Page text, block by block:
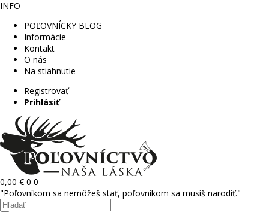
INFO
POĽOVNÍCKY BLOG
Informácie
Kontakt
O nás
Na stiahnutie
Registrovať
Prihlásiť
0,00 € 0 0
"Poľovníkom sa nemôžeš stať, poľovníkom sa musíš narodiť."